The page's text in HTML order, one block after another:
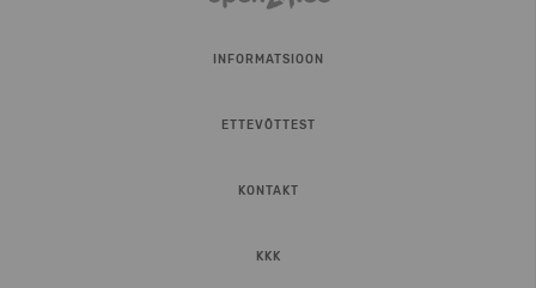
INFORMATSIOON
ETTEVÕTTEST
KONTAKT
KKK